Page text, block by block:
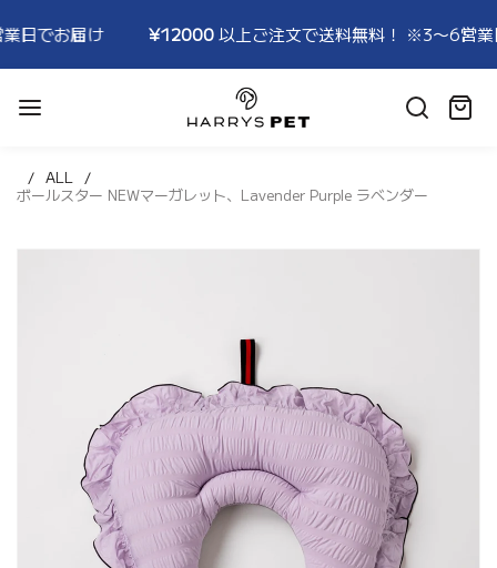
¥12000以上ご注文で送料無料！ ※3〜6営業日でお届け
HARRYSPET
カ
ALL
ボールスター NEWマーガレット、Lavender Purple ラベンダー